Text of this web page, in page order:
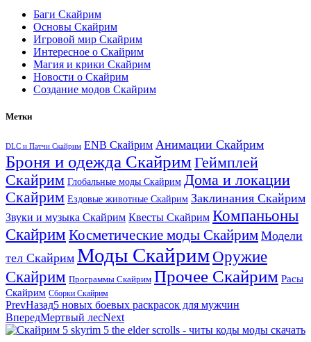
Баги Скайрим
Основы Скайрим
Игровой мир Скайрим
Интересное о Скайрим
Магия и крики Скайрим
Новости о Скайрим
Создание модов Скайрим
Метки
DLC и Патчи Скайрим ENB Скайрим Анимации Скайрим
Броня и одежда СкайримГеймплей
Скайрим Глобальные моды Скайрим Дома и локации
Скайрим Ездовые животные Скайрим Заклинания Скайрим
Звуки и музыка Скайрим Квесты Скайрим Компаньоны
Скайрим Косметические моды Скайрим Модели
тел Скайрим Моды Скайрим Оружие
Скайрим Программы Скайрим Прочее Скайрим Расы
Скайрим Сборки Скайрим
PrevНазад5 новых боевых раскрасок для мужчин
ВпередМертвый лесNext